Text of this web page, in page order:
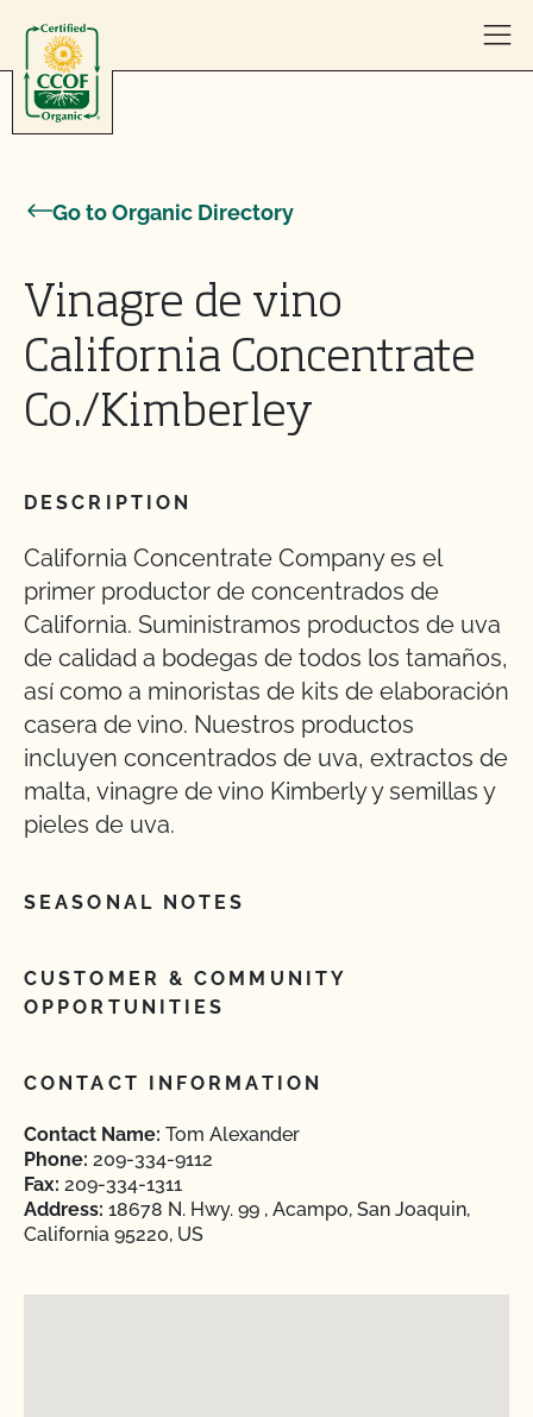
Go to Organic Directory
Vinagre de vino
California Concentrate
Co./Kimberley
DESCRIPTION
California Concentrate Company es el
primer productor de concentrados de
California. Suministramos productos de uva
de calidad a bodegas de todos los tamaños,
así como a minoristas de kits de elaboración
casera de vino. Nuestros productos
incluyen concentrados de uva, extractos de
malta, vinagre de vino Kimberly y semillas y
pieles de uva.
SEASONAL NOTES
CUSTOMER & COMMUNITY
OPPORTUNITIES
CONTACT INFORMATION
Contact Name: Tom Alexander
Phone: 209-334-9112
Fax: 209-334-1311
Address: 18678 N. Hwy. 99 , Acampo, San Joaquin,
California 95220, US